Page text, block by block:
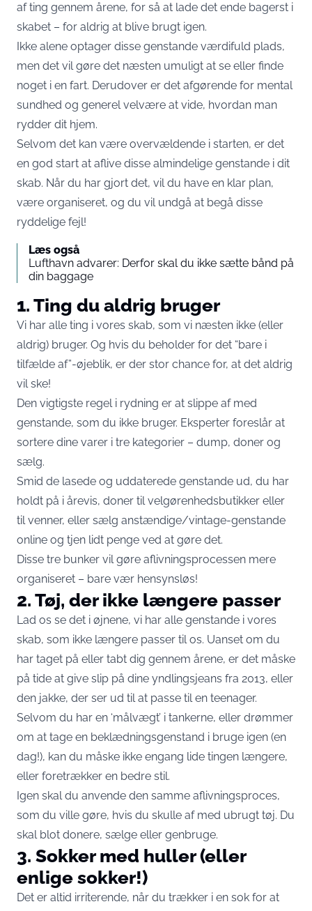
af ting gennem årene, for så at lade det ende bagerst i
skabet – for aldrig at blive brugt igen.
Ikke alene optager disse genstande værdifuld plads,
men det vil gøre det næsten umuligt at se eller finde
noget i en fart. Derudover er det afgørende for mental
sundhed og generel velvære at vide, hvordan man
rydder dit hjem.
Selvom det kan være overvældende i starten, er det
en god start at aflive disse almindelige genstande i dit
skab. Når du har gjort det, vil du have en klar plan,
være organiseret, og du vil undgå at begå disse
ryddelige fejl!
Læs også
Lufthavn advarer: Derfor skal du ikke sætte bånd på
din baggage
1. Ting du aldrig bruger
Vi har alle ting i vores skab, som vi næsten ikke (eller
aldrig) bruger. Og hvis du beholder for det “bare i
tilfælde af”-øjeblik, er der stor chance for, at det aldrig
vil ske!
Den vigtigste regel i rydning er at slippe af med
genstande, som du ikke bruger. Eksperter foreslår at
sortere dine varer i tre kategorier – dump, doner og
sælg.
Smid de lasede og uddaterede genstande ud, du har
holdt på i årevis, doner til velgørenhedsbutikker eller
til venner, eller sælg anstændige/vintage-genstande
online og tjen lidt penge ved at gøre det.
Disse tre bunker vil gøre aflivningsprocessen mere
organiseret – bare vær hensynsløs!
2. Tøj, der ikke længere passer
Lad os se det i øjnene, vi har alle genstande i vores
skab, som ikke længere passer til os. Uanset om du
har taget på eller tabt dig gennem årene, er det måske
på tide at give slip på dine yndlingsjeans fra 2013, eller
den jakke, der ser ud til at passe til en teenager.
Selvom du har en ‘målvægt’ i tankerne, eller drømmer
om at tage en beklædningsgenstand i bruge igen (en
dag!), kan du måske ikke engang lide tingen længere,
eller foretrækker en bedre stil.
Igen skal du anvende den samme aflivningsproces,
som du ville gøre, hvis du skulle af med ubrugt tøj. Du
skal blot donere, sælge eller genbruge.
3. Sokker med huller (eller
enlige sokker!)
Det er altid irriterende, når du trækker i en sok for at